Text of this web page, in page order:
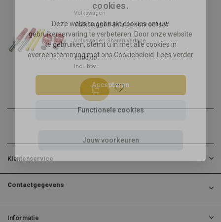
Volkswagen
Volkswagen Sharan schroefset
Volkswagen Sharan verlage...
€300,00
Incl. btw
Klantenservice
Contactgegevens
Informatie
cookies.
Deze website gebruikt cookies om uw
gebruikerservaring te verbeteren. Door onze website
te gebruiken, stemt u in met alle cookies in
overeenstemming met ons Cookiebeleid.
Lees verder
Accepteren
Functionele cookies
Jouw voorkeuren